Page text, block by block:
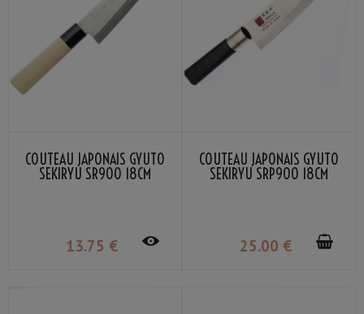
COUTEAU JAPONAIS GYUTO
SEKIRYU SR900 18CM
13.75 €
COUTEAU JAPONAIS GYUTO
SEKIRYU SRP900 18CM
25.00 €